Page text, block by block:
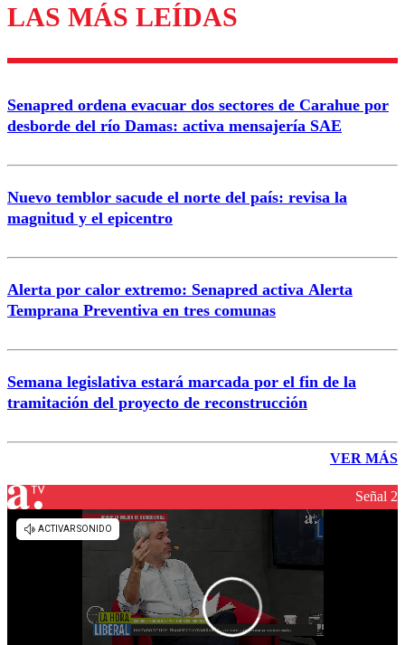
Enviar comentario
LAS MÁS LEÍDAS
Senapred ordena evacuar dos sectores de Carahue por
desborde del río Damas: activa mensajería SAE
Nuevo temblor sacude el norte del país: revisa la
magnitud y el epicentro
Alerta por calor extremo: Senapred activa Alerta
Temprana Preventiva en tres comunas
Semana legislativa estará marcada por el fin de la
tramitación del proyecto de reconstrucción
VER MÁS
Señal 2